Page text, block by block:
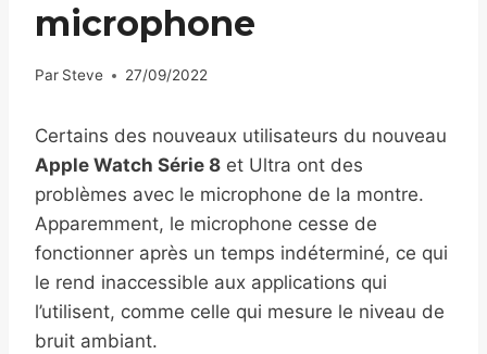
microphone
Par Steve 27/09/2022
Certains des nouveaux utilisateurs du nouveau
Apple Watch Série 8 et Ultra ont des
problèmes avec le microphone de la montre.
Apparemment, le microphone cesse de
fonctionner après un temps indéterminé, ce qui
le rend inaccessible aux applications qui
l’utilisent, comme celle qui mesure le niveau de
bruit ambiant.